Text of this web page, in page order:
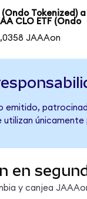
Tokenized) a
CLO ETF (Ondo
JAAAon
emitido,
utilizan
en
y canjea